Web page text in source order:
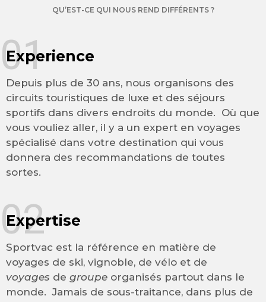
QU’EST-CE QUI NOUS REND DIFFÉRENTS ?
Experience
Depuis plus de 30 ans, nous organisons des
circuits touristiques de luxe et des séjours
sportifs dans divers endroits du monde. Où que
vous vouliez aller, il y a un expert en voyages
spécialisé dans votre destination qui vous
donnera des recommandations de toutes
sortes.
01
Expertise
Sportvac est la référence en matière de
voyages de ski, vignoble, de vélo et de
voyages de groupe organisés partout dans le
monde. Jamais de sous-traitance, dans plus de
02